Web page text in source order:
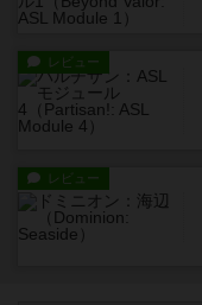
レビュー
レビュー